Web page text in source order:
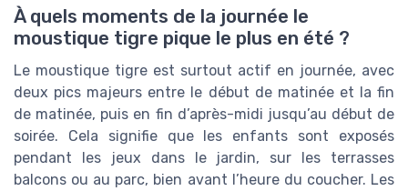
À quels moments de la journée le
moustique tigre pique le plus en été ?
Le moustique tigre est surtout actif en journée, avec
deux pics majeurs entre le début de matinée et la fin
de matinée, puis en fin d’après-midi jusqu’au début de
soirée. Cela signifie que les enfants sont exposés
pendant les jeux dans le jardin, sur les terrasses
balcons ou au parc, bien avant l’heure du coucher. Les